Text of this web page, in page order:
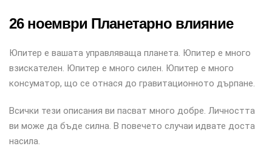
26 ноември Планетарно влияние
Юпитер е вашата управляваща планета. Юпитер е много
взискателен. Юпитер е много силен. Юпитер е много
консуматор, що се отнася до гравитационното дърпане.
Всички тези описания ви пасват много добре. Личността
ви може да бъде силна. В повечето случаи идвате доста
насила.